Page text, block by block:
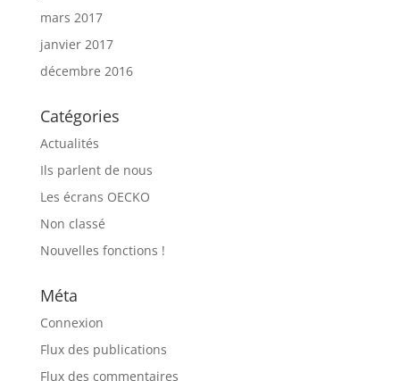
mars 2017
janvier 2017
décembre 2016
Catégories
Actualités
Ils parlent de nous
Les écrans OECKO
Non classé
Nouvelles fonctions !
Méta
Connexion
Flux des publications
Flux des commentaires